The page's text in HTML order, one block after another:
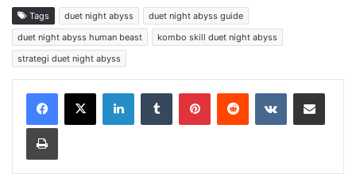
Tags duet night abyss
duet night abyss guide
duet night abyss human beast
kombo skill duet night abyss
strategi duet night abyss